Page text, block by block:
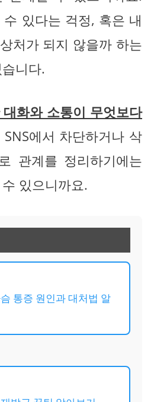
있다는 걱정, 혹은 내
처가 되지 않을까 하는
니다.
화와 소통이 무엇보다
SNS에서 차단하거나 삭
관계를 정리하기에는
있으니까요.
통증 원인과 대처법 알